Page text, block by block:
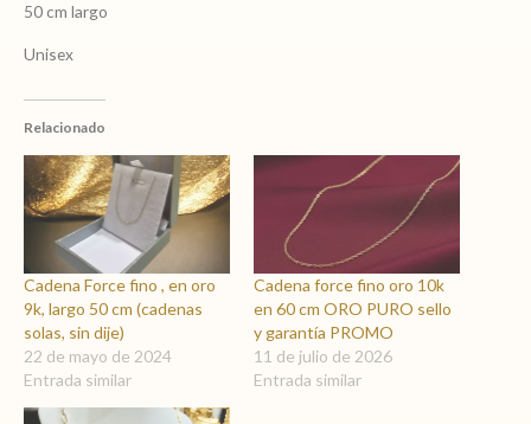
50 cm largo
Unisex
Relacionado
Cadena Force fino , en oro
9k, largo 50 cm (cadenas
solas, sin dije)
22 de mayo de 2024
Entrada similar
Cadena force fino oro 10k
en 60 cm ORO PURO sello
y garantía PROMO
11 de julio de 2026
Entrada similar